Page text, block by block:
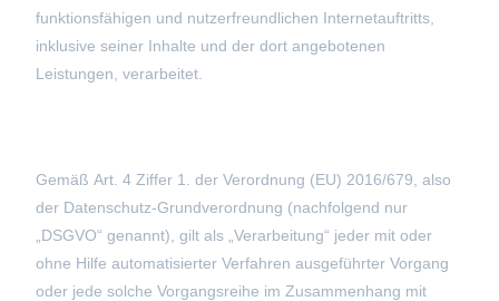
funktionsfähigen und nutzerfreundlichen Internetauftritts,
inklusive seiner Inhalte und der dort angebotenen
Leistungen, verarbeitet.
Gemäß Art. 4 Ziffer 1. der Verordnung (EU) 2016/679, also
der Datenschutz-Grundverordnung (nachfolgend nur
„DSGVO“ genannt), gilt als „Verarbeitung“ jeder mit oder
ohne Hilfe automatisierter Verfahren ausgeführter Vorgang
oder jede solche Vorgangsreihe im Zusammenhang mit